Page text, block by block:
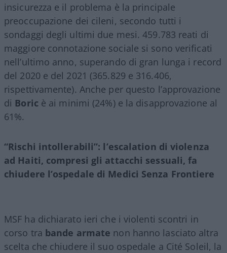
insicurezza e il problema è la principale
preoccupazione dei cileni, secondo tutti i
sondaggi degli ultimi due mesi. 459.783 reati di
maggiore connotazione sociale si sono verificati
nell’ultimo anno, superando di gran lunga i record
del 2020 e del 2021 (365.829 e 316.406,
rispettivamente). Anche per questo l’approvazione
di Boric è ai minimi (24%) e la disapprovazione al
61%.
“Rischi intollerabili”: l’escalation di violenza
ad Haiti, compresi gli attacchi sessuali, fa
chiudere l’ospedale di Medici Senza Frontiere
MSF ha dichiarato ieri che i violenti scontri in
corso tra bande armate non hanno lasciato altra
scelta che chiudere il suo ospedale a Cité Soleil, la